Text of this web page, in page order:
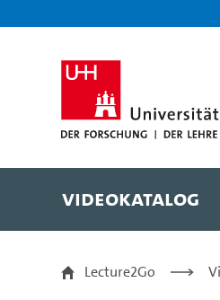
Videokatalog
Lecture2Go